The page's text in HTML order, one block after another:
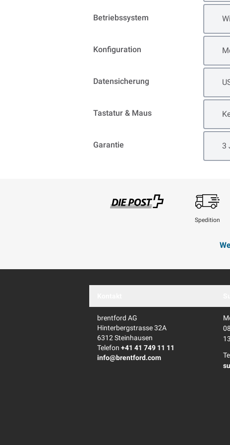
Betriebssystem
Konfiguration
Datensicherung
Tastatur & Maus
Garantie 3
Spedition
brentford AG
Hinterbergstrasse 32A
6312 Steinhausen
Telefon +41 41 749 11 11
info@brentford.com